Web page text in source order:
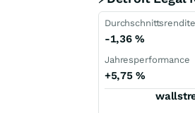
-1,36%
Jahresperformance
+5,75%